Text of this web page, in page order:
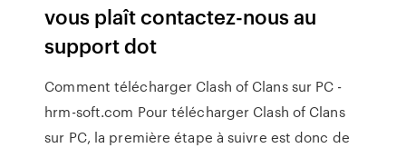
vous plaît contactez-nous au
support dot
Comment télécharger Clash of Clans sur PC -
hrm-soft.com Pour télécharger Clash of Clans
sur PC, la première étape à suivre est donc de